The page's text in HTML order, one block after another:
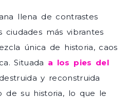
llena de contrastes
ciudades más vibrantes
única de historia, caos
Situada a los pies del
y reconstruida
de su historia, lo que le